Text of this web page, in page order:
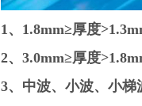
1、1.8mm≥厚度
2、3.0mm≥厚度
3、中波、小波、小梯